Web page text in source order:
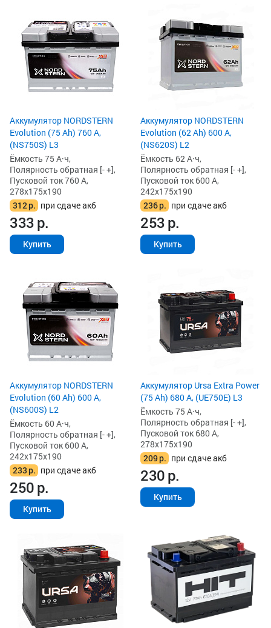
Аккумулятор NORDSTERN
Evolution (75 Ah) 760 А,
(NS750S) L3
Ёмкость 75 А·ч,
Полярность обратная [- +],
Пусковой ток 760 А,
278x175x190
312р. при сдаче акб
333р.
Купить
Аккумулятор NORDSTERN
Evolution (62 Ah) 600 А,
(NS620S) L2
Ёмкость 62 А·ч,
Полярность обратная [- +],
Пусковой ток 600 А,
242x175x190
236р. при сдаче акб
253р.
Купить
Аккумулятор NORDSTERN
Evolution (60 Ah) 600 А,
(NS600S) L2
Ёмкость 60 А·ч,
Полярность обратная [- +],
Пусковой ток 600 А,
242x175x190
233р. при сдаче акб
250р.
Купить
Аккумулятор Ursa Extra Power
(75 Ah) 680 А, (UE750E) L3
Ёмкость 75 А·ч,
Полярность обратная [- +],
Пусковой ток 680 А,
278x175x190
209р. при сдаче акб
230р.
Купить